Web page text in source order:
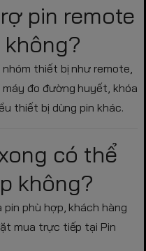
pin remote
thiết bị như remote,
đo đường huyết, khóa
thiết bị dùng pin khác.
có thể
không?
phù hợp, khách hàng
mua trực tiếp tại Pin